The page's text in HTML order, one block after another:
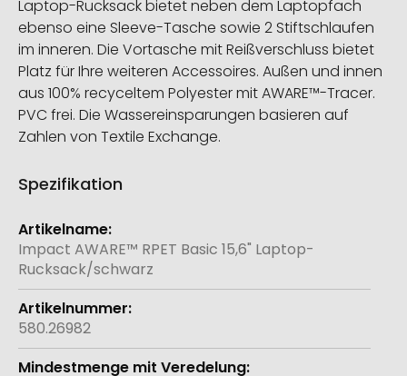
Laptop-Rucksack bietet neben dem Laptopfach
ebenso eine Sleeve-Tasche sowie 2 Stiftschlaufen
im inneren. Die Vortasche mit Reißverschluss bietet
Platz für Ihre weiteren Accessoires. Außen und innen
aus 100% recyceltem Polyester mit AWARE™-Tracer.
PVC frei. Die Wassereinsparungen basieren auf
Zahlen von Textile Exchange.
Spezifikation
Weitere
Informationen
Impact AWARE™ RPET Basic 15,6" Laptop-
Rucksack/schwarz
580.26982